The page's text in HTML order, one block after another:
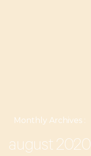
Monthly Archives :
august 2020